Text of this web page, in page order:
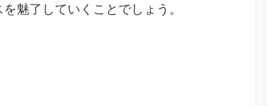
魅了していくことでしょう。